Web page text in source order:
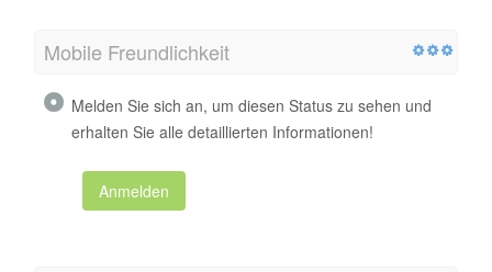
Mobile Freundlichkeit
Melden Sie sich an, um diesen Status zu sehen und
erhalten Sie alle detaillierten Informationen!
Anmelden